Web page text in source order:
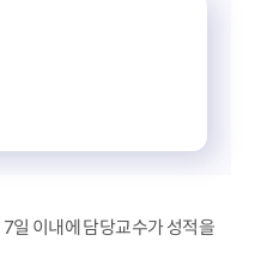
일 이내에 담당교수가 성적을